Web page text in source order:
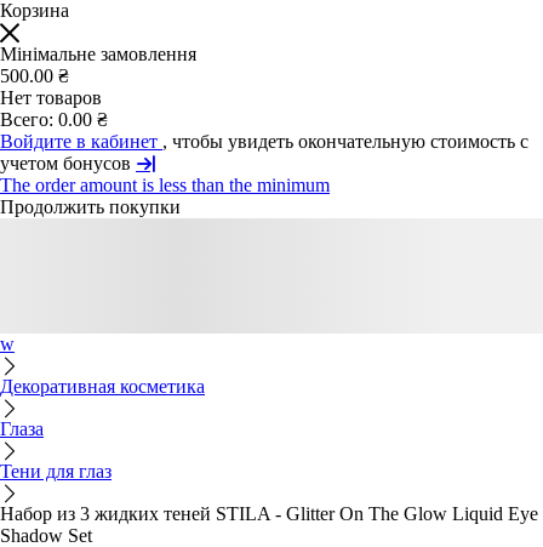
Корзина
Мінімальне замовлення
500.00 ₴
Нет товаров
Всего: 0.00 ₴
Войдите в кабинет , чтобы увидеть окончательную стоимость с
учетом бонусов
The order amount is less than the minimum
Продолжить покупки
w
Декоративная косметика
Глаза
Тени для глаз
Набор из 3 жидких теней STILA - Glitter On The Glow Liquid Eye
Shadow Set